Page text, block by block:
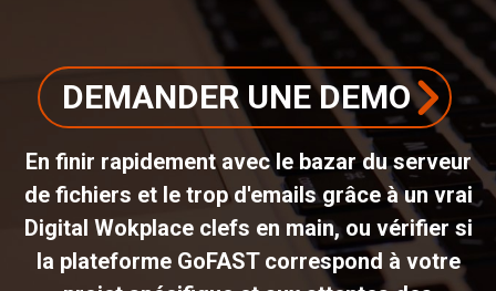
DEMANDER UNE DEMO
En finir rapidement avec le bazar du serveur
de fichiers et le trop d'emails grâce à un vrai
Digital Wokplace clefs en main, ou vérifier si
la plateforme GoFAST correspond à votre